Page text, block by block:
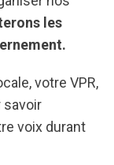
les
votre VPR,
savoir
voix durant